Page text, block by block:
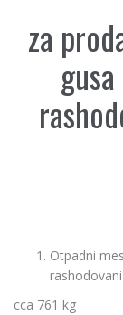
za
Otpadni
cca 761 kg